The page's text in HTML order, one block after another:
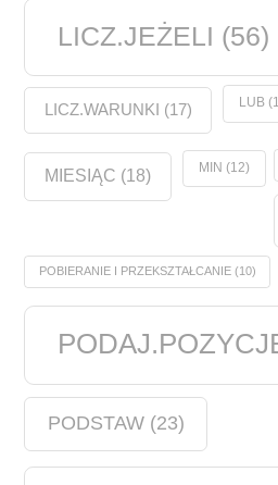
LICZ.JEŻELI (56)
LICZ.WARUNKI (17) LUB
MIESIĄC (18) MIN (12)
POBIERANIE I PRZEKSZTAŁCANIE(10)
PODSTAW(23)